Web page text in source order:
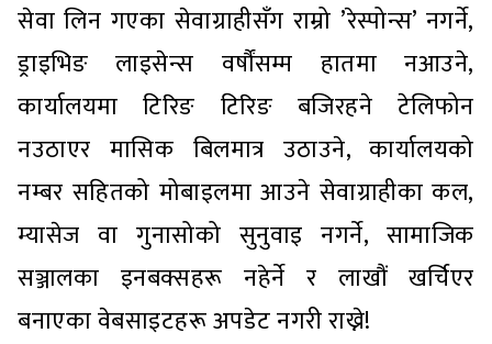
सेवा लिन गएका सेवाग्राहीसँग राम्रो ’रेस्पोन्स’ नगर्ने,
ड्राइभिङ लाइसेन्स वर्षौंसम्म हातमा नआउने,
कार्यालयमा टिरिङ टिरिङ बजिरहने टेलिफोन
नउठाएर मासिक बिलमात्र उठाउने, कार्यालयको
नम्बर सहितको मोबाइलमा आउने सेवाग्राहीका कल,
म्यासेज वा गुनासोको सुनुवाइ नगर्ने, सामाजिक
सञ्जालका इनबक्सहरू नहेर्ने र लाखौं खर्चिएर
बनाएका वेबसाइटहरू अपडेट नगरी राख्ने!